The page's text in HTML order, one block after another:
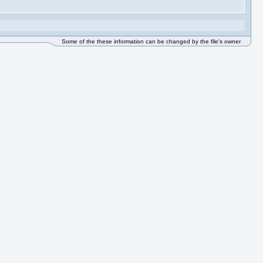
Some of the these information can be changed by the file's owner